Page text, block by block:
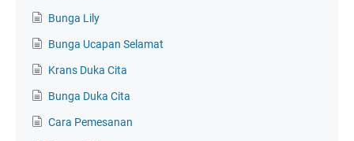
Bunga Lily
Bunga Ucapan Selamat
Krans Duka Cita
Bunga Duka Cita
Cara Pemesanan